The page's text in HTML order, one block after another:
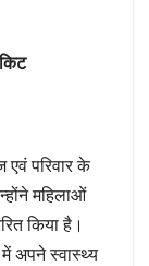
एवं परिवार के
महिलाओं
किया है।
में अपने स्वास्थ्य